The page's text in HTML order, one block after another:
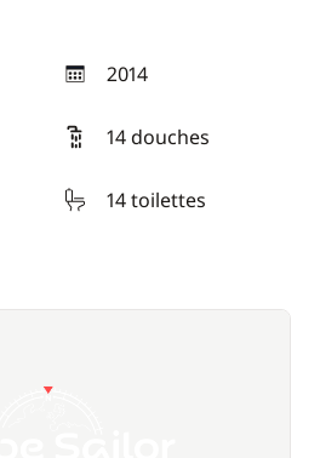
2014
année
14 douches
14 toilettes